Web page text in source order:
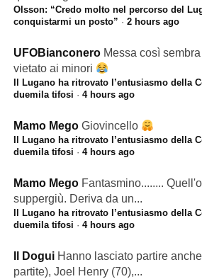
Olsson: “Credo molto nel percorso del
conquistarmi un posto” · 2 hours ago
UFOBianconero Messa così
vietato ai minori
Il Lugano ha ritrovato l’entusiasmo della
duemila tifosi · 4 hours ago
Mamo Mego Giovincello
Il Lugano ha ritrovato l’entusiasmo della
duemila tifosi · 4 hours ago
Mamo Mego Fantasmino........
suppergiù. Deriva da un...
Il Lugano ha ritrovato l’entusiasmo della
duemila tifosi · 4 hours ago
Il Dogui Hanno lasciato partire
partite), Joel Henry (70),...